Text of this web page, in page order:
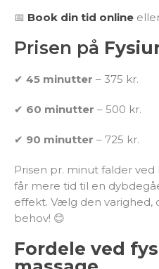
📅 Book din tid online
Prisen på
✔ 45 minutter – 375 kr.
✔ 60 minutter – 500 kr.
✔ 90 minutter – 725 kr.
Prisen pr. minut falder
får mere tid til en
effekt. Vælg den varighed,
behov! 😊
Fordele ved